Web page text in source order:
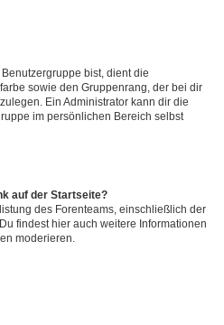
bist, dient die
sowie den Gruppenrang, der bei dir
Ein Administrator kann dir die
im persönlichen Bereich selbst
auf der Startseite?
des Forenteams, einschließlich der
findest hier auch weitere Informationen
moderieren.